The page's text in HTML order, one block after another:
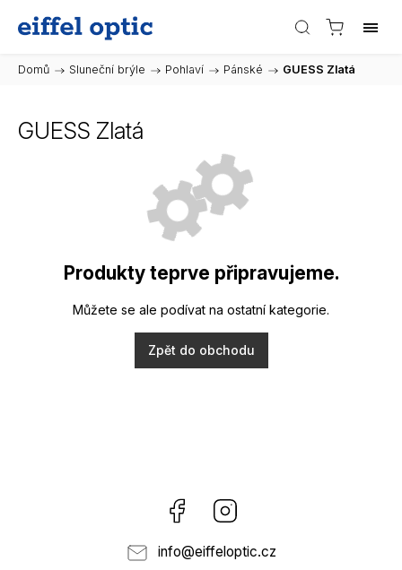
Domů / Sluneční brýle / Pohlaví / Pánské / GUESS Zlatá
GUESS Zlatá
Produkty teprve připravujeme.
Můžete se ale podívat na ostatní kategorie.
Zpět do obchodu
Facebook
info@eiffeloptic.cz